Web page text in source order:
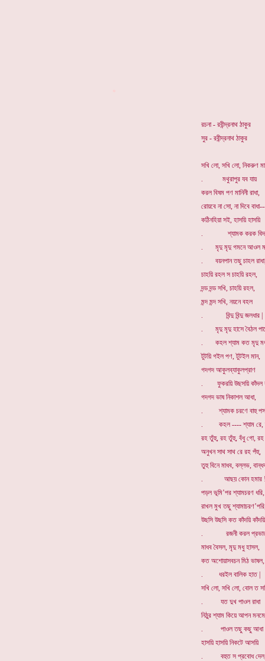
রচনা - রবীন্দ্রনাথ ঠাকুর
সুর - রবীন্দ্রনাথ ঠাকুর
সখি লো, সখি লো, নিকরুণ
. মথুরাপুর যব যায়
করল বিষম পণ মানিনী রাধা,
রোয়বে না সো, না দিবে
কঠিনহিয়া সই, হাসয়ি হাসয়ি
. শ্যামক করক
. মৃদু মৃদু গমনে আওল
. বয়নপান তছু চাহল
চাহয়ি রহল স চাহয়ি রহল,
দন্ড দন্ড সখি, চাহয়ি রহল,
মন্দ মন্দ সখি, নয়নে বহল
. বিন্দু বিন্দু জলধার |
. মৃদু মৃদু হাসে বৈঠল
. কহল শ্যাম কত মৃদু মধু
টুটয়ি গইল পণ, টুটইল মান,
গদগদ আকুলব্যাকুলপ্রাণ
. ফুকরয়ি উছসয়ি কাঁদল
গদগদ ভাষ নিকাশল আধা,
. শ্যামক চরণে বাহু
. কহল ---- শ্যাম রে,
রহ তুঁহু, রহ তুঁহু, বঁধু গো,
অনুখন সাথ সাথ রে রহ পঁহু,
তুহু বিনে মাধব, বল্লভ,
. আছয় কোন হমার
পড়ল ভূমি’পর শ্যামচরণ ধরি,
রাখল মুখ তছু
উছসি উছসি কত কাঁদয়ি কাঁদয়ি
. রজনী করল
মাধব বৈসল, মৃদু মধু হাসল,
কত অশোয়াসবচন মিঠ ভাষল,
. ধরইল বালিক হাত |
সখি লো, সখি লো, বোল ত
. যত দুখ পাওল রাধা
নিঠুর শ্যাম কিয়ে আপন মনমে
. পাওল তছু কছু আধা
হাসয়ি হাসয়ি নিকটে আসয়ি
. বহুত স প্রবোধ